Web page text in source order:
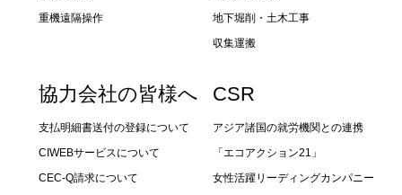
重機遠隔操作
地下堀削・土木工事
収集運搬
協力会社の皆様へ
支払明細書送付の登録について
CIWEBサービスについて
CEC-Q請求について
CSR
アジア諸国の就労機関との連携
「エコアクション21」
女性活躍リーディングカンパニー